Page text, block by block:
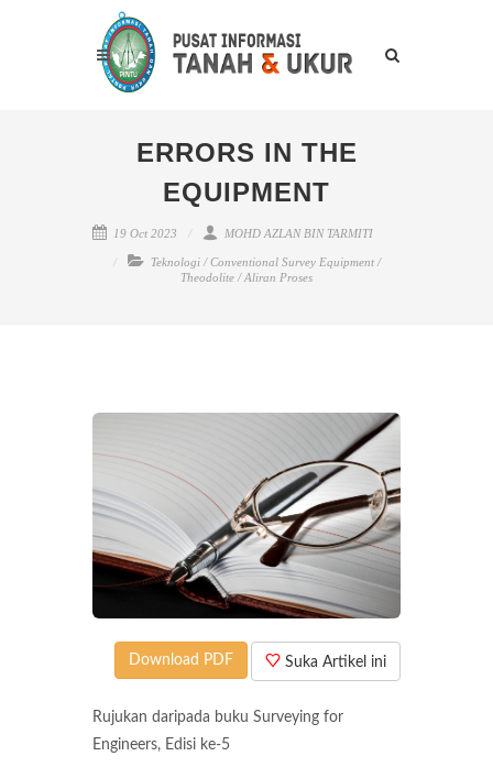
ERRORS IN THE
EQUIPMENT
19 Oct 2023 MOHD AZLAN BIN TARMITI
Teknologi/Conventional Survey Equipment/
Theodolite /Aliran Proses
Suka Artikel ini
Download PDF
Rujukan daripada buku Surveying for
Engineers, Edisi ke-5